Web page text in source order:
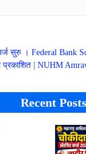
सुरु । Federal Bank
प्रकाशित | NUHM
Recent Posts